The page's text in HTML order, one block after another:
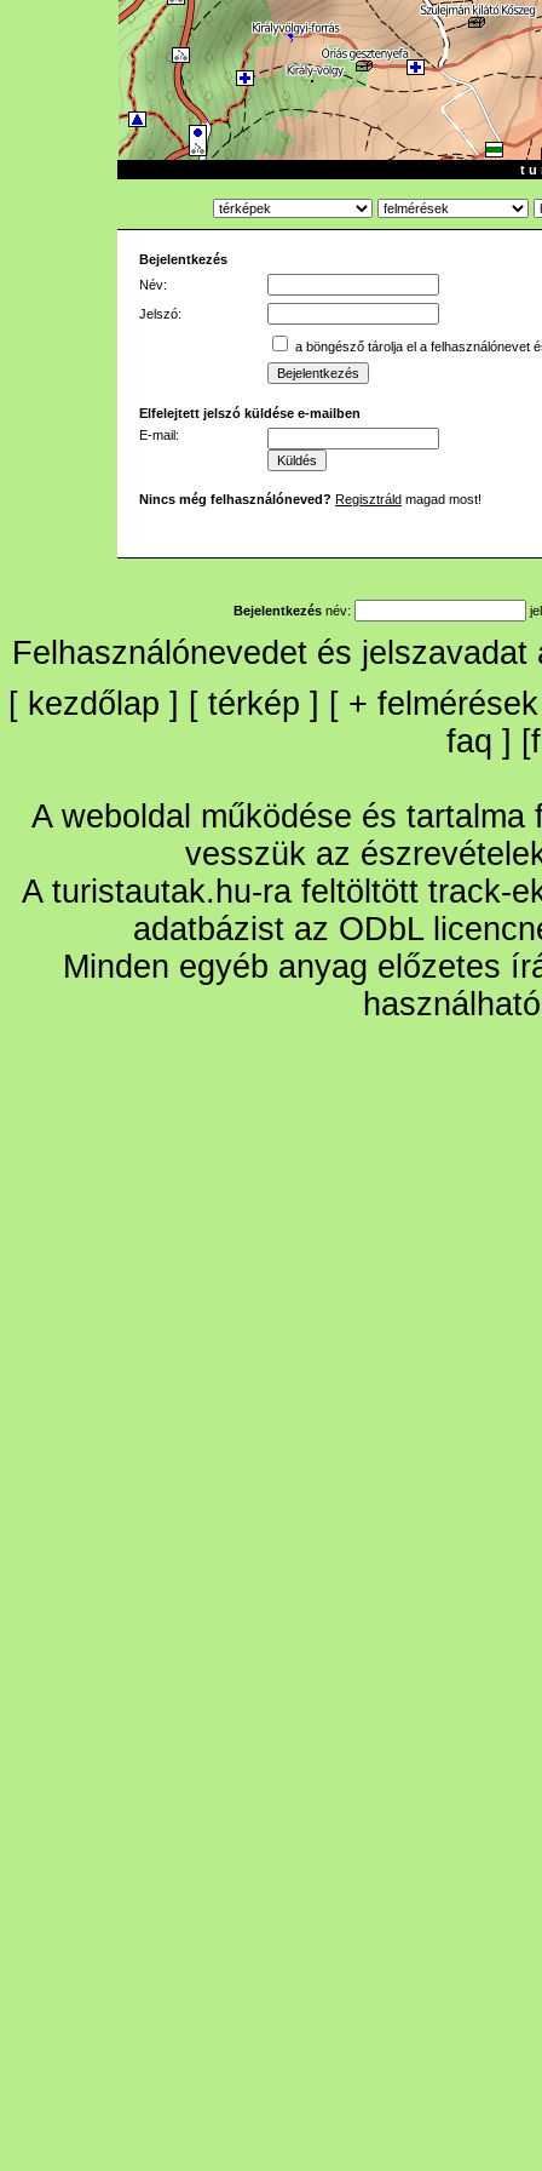
t u
Bejelentkezés
Név:
Jelszó:
a böngésző tárolja el a felhasználónevet
Elfelejtett jelszó küldése e-mailben
E-mail:
Nincs még felhasználóneved? Regisztráld magad most!
Bejelentkezés név:
Felhasználónevedet és
[ kezdőlap ] [ térkép ] [ + felmérések
faq ] [
A weboldal működése és
vesszük az
A turistautak.hu-ra feltöltött track-
adatbázist az ODbL
Minden egyéb anyag előzetes